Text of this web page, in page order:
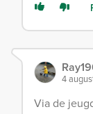
4
Via de